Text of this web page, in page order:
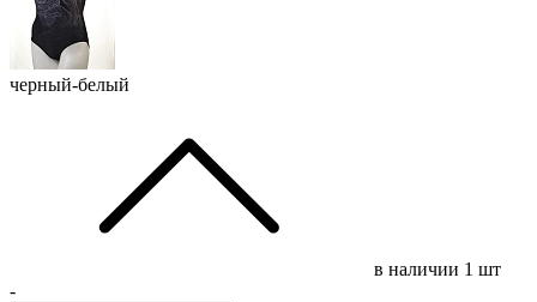
черный-белый
в наличии 1 шт
-